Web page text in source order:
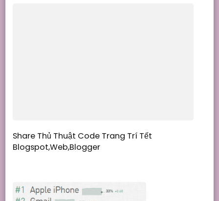
Share Thủ Thuật Code Trang Trí Tết
Blogspot,Web,Blogger